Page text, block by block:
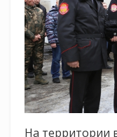
На территории